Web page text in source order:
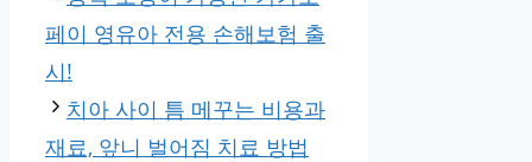
고
리
페이 영유아 전용 손해보험 출
시!
치아 사이 틈 메꾸는 비용과
재료, 앞니 벌어짐 치료 방법